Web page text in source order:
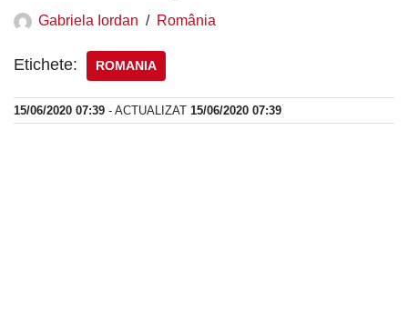
Gabriela Iordan România
Etichete: ROMANIA
15/06/2020 07:39 - ACTUALIZAT 15/06/2020 07:39